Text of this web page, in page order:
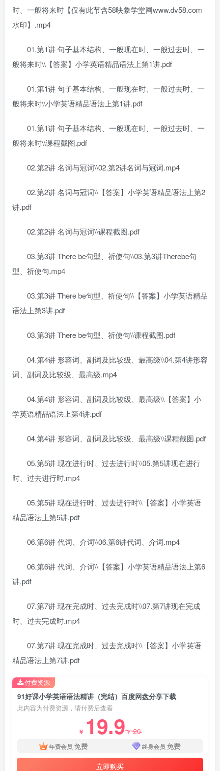
时、一般将来时【仅有此节含58映象学堂网www.dv58.com
水印】.mp4
01.第1讲 句子基本结构、一般现在时、一般过去时、一
般将来时\\【答案】小学英语精品语法上第1讲.pdf
01.第1讲 句子基本结构、一般现在时、一般过去时、一
般将来时\\小学英语精品语法上第1讲.pdf
01.第1讲 句子基本结构、一般现在时、一般过去时、一
般将来时\\课程截图.pdf
02.第2讲 名词与冠词\\02.第2讲名词与冠词.mp4
02.第2讲 名词与冠词\\【答案】小学英语精品语法上第2
讲.pdf
02.第2讲 名词与冠词\\课程截图.pdf
03.第3讲 There be句型、祈使句\\03.第3讲Therebe句
型、祈使句.mp4
03.第3讲 There be句型、祈使句\\【答案】小学英语精品
语法上第3讲.pdf
03.第3讲 There be句型、祈使句\\课程截图.pdf
04.第4讲 形容词、副词及比较级、最高级\\04.第4讲形容
词、副词及比较级、最高级.mp4
04.第4讲 形容词、副词及比较级、最高级\\【答案】小
学英语精品语法上第4讲.pdf
04.第4讲 形容词、副词及比较级、最高级\\课程截图.pdf
05.第5讲 现在进行时、过去进行时\\05.第5讲现在进行
时、过去进行时.mp4
05.第5讲 现在进行时、过去进行时\\【答案】小学英语
精品语法上第5讲.pdf
06.第6讲 代词、介词\\06.第6讲代词、介词.mp4
06.第6讲 代词、介词\\【答案】小学英语精品语法上第6
讲.pdf
07.第7讲 现在完成时、过去完成时\\07.第7讲现在完成
时、过去完成时.mp4
07.第7讲 现在完成时、过去完成时\\【答案】小学英语
精品语法上第7讲.pdf
91好课小学英语语法精讲（完结）百度网盘分享下载
此内容为付费资源，请付费后查看
￥ 19.9￥20
年费会员 免费 终身会员 免费
立即购买
付费资源